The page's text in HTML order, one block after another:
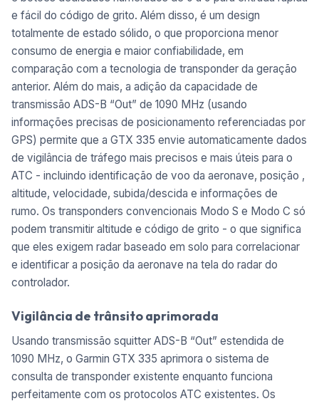
e fácil do código de grito. Além disso, é um design
totalmente de estado sólido, o que proporciona menor
consumo de energia e maior confiabilidade, em
comparação com a tecnologia de transponder da geração
anterior. Além do mais, a adição da capacidade de
transmissão ADS-B “Out” de 1090 MHz (usando
informações precisas de posicionamento referenciadas por
GPS) permite que a GTX 335 envie automaticamente dados
de vigilância de tráfego mais precisos e mais úteis para o
ATC - incluindo identificação de voo da aeronave, posição ,
altitude, velocidade, subida/descida e informações de
rumo. Os transponders convencionais Modo S e Modo C só
podem transmitir altitude e código de grito - o que significa
que eles exigem radar baseado em solo para correlacionar
e identificar a posição da aeronave na tela do radar do
controlador.
Vigilância de trânsito aprimorada
Usando transmissão squitter ADS-B “Out” estendida de
1090 MHz, o Garmin GTX 335 aprimora o sistema de
consulta de transponder existente enquanto funciona
perfeitamente com os protocolos ATC existentes. Os